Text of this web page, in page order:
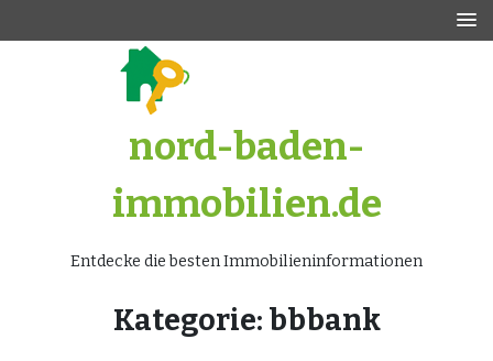
nord-baden-
immobilien.de
Entdecke die besten Immobilieninformationen
Kategorie: bbbank